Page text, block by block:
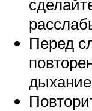
Перед